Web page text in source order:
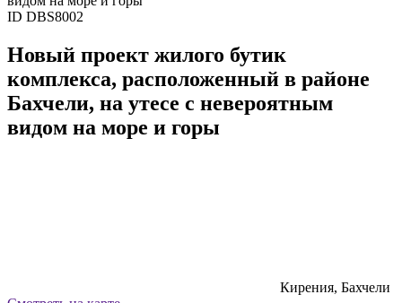
ID DBS8002
Новый проект жилого бутик
комплекса, расположенный в районе
Бахчели, на утесе с невероятным
видом на море и горы
Кирения, Бахчели